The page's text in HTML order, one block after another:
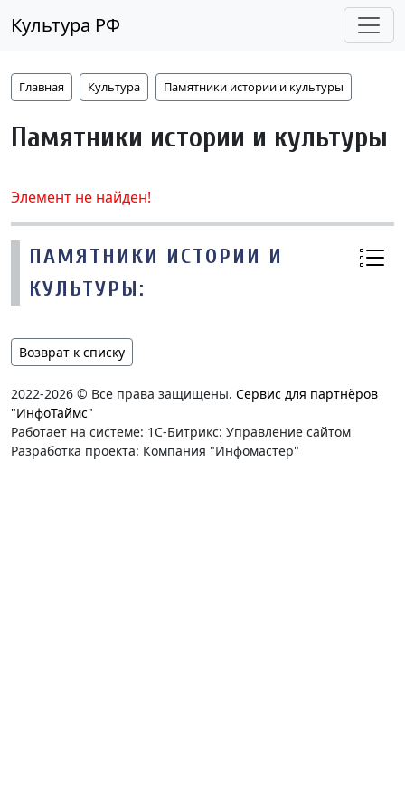
Культура РФ
Главная Культура Памятники истории и культуры
Памятники истории и культуры
Элемент не найден!
ПАМЯТНИКИ ИСТОРИИ И
КУЛЬТУРЫ:
Возврат к списку
2022-2026 © Все права защищены. Сервис для партнёров
"ИнфоТаймс"
Работает на системе: 1С-Битрикс: Управление сайтом
Разработка проекта: Компания "Инфомастер"